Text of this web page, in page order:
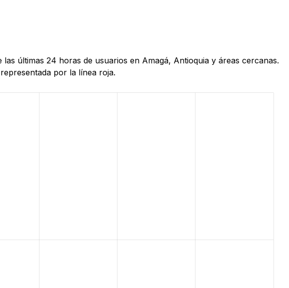
últimas 24 horas de usuarios en Amagá, Antioquia y áreas cercanas.
por la línea roja.